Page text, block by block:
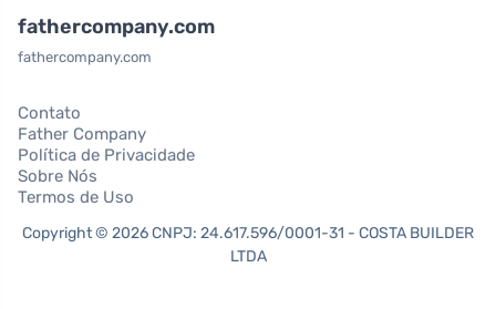
fathercompany.com
fathercompany.com
Contato
Father Company
Política de Privacidade
Sobre Nós
Termos de Uso
Copyright © 2026 CNPJ: 24.617.596/0001-31 - COSTA BUILDER
LTDA